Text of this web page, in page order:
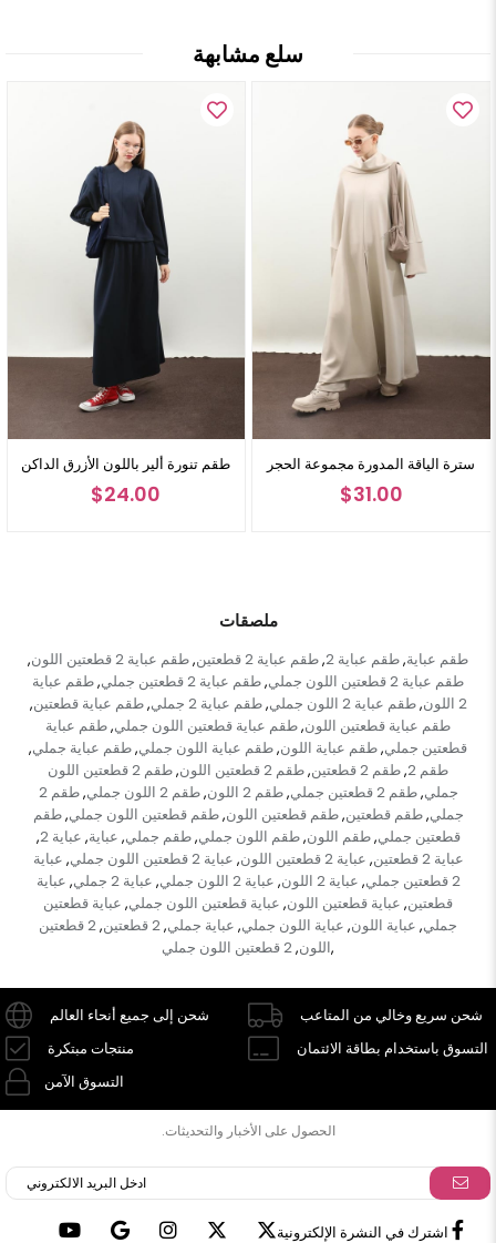
ملاحظة: قد يكون هناك اختلاف في الدرجة اللونية في لون المنتج بسبب تصوير المفهوم.
سلع مشابهة
طقم تنورة ألير باللون الأزرق الداكن
$24.00
سترة الياقة المدورة مجموعة الحجر
$31.00
ملصقات
طقم عباية,طقم عباية 2 ,طقم عباية 2 قطعتين ,طقم عباية 2 قطعتين اللون ,
طقم عباية 2 قطعتين اللون جملي ,طقم عباية 2 قطعتين جملي ,طقم عباية
2 اللون
, طقم عباية 2 اللون جملي , طقم عباية 2 جملي , طقم عباية قطعتين,
طقم عباية قطعتين اللون,طقم عباية قطعتين اللون جملي,طقم عباية
قطعتين جملي,طقم عباية اللون,طقم عباية اللون جملي,طقم عباية جملي,
طقم 2 ,طقم 2 قطعتين ,طقم 2 قطعتين اللون ,
طقم 2 قطعتين اللون
جملي, طقم 2 قطعتين جملي , طقم 2 اللون , طقم 2 اللون جملي ,
طقم 2
جملي, طقم قطعتين, طقم قطعتين اللون, طقم قطعتين اللون جملي, طقم
قطعتين جملي, طقم اللون, طقم اللون جملي, طقم جملي, عباية, عباية 2 ,
عباية 2 قطعتين , عباية 2 قطعتين اللون , عباية 2 قطعتين اللون جملي , عباية
2 قطعتين جملي
, عباية 2 اللون , عباية 2 اللون جملي , عباية 2 جملي , عباية
قطعتين, عباية قطعتين اللون, عباية قطعتين اللون جملي, عباية قطعتين
جملي, عباية اللون, عباية اللون جملي, عباية جملي,2 قطعتين ,
2 قطعتين
اللون,2 قطعتين اللون جملي ,
شحن إلى جميع أنحاء العالم
شحن سريع وخالي من المتاعب
منتجات مبتكرة
التسوق باستخدام بطاقة الائتمان
التسوق الآمن
الحصول على الأخبار والتحديثات.
اشترك في النشرة الإلكترونية